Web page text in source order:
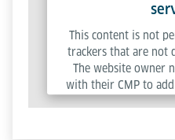
This content is not
trackers that are not
The website owner
with their CMP to
of